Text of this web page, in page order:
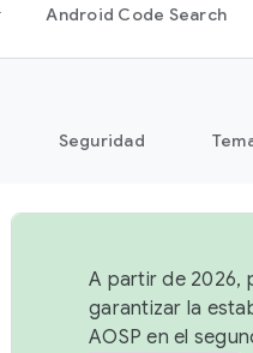
Android Code Search
Seguridad
A partir de 2026,
garantizar la
AOSP en el